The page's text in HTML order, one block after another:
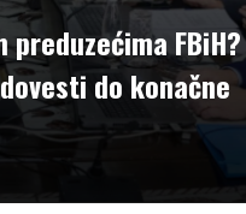
FBiH?
do konačne